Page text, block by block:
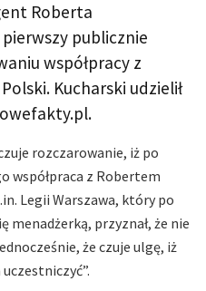
Roberta
publicznie
współpracy z
Kucharski udzielił
rozczarowanie, iż po
współpraca z Robertem
Legii Warszawa, który po
menadżerką, przyznał, że nie
że czuje ulgę, iż